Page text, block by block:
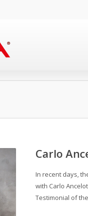
Carlo
In recent days,
with Carlo
Testimonial of